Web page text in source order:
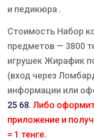
и педикюра .
Стоимость Набор
предметов — 3800
игрушек Жирафик
(вход через
информации или
25 68. Либо
приложение и
= 1 тенге.